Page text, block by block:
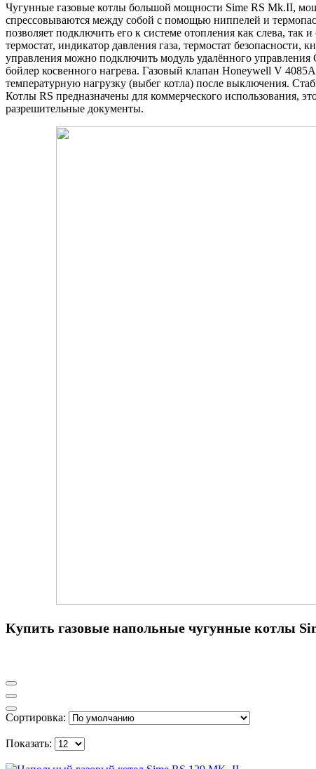
Чугунные газовые котлы большой мощности Sime RS Mk.II,
спрессовываются между собой с помощью ниппелей и
позволяет подключить его к системе отопления как слева,
термостат, индикатор давления газа, термостат
управления можно подключить модуль удалённого
бойлер косвенного нагрева. Газовый клапан Honeywell V
температурную нагрузку (выбег котла) после выключения.
Котлы RS предназначены для коммерческого использования,
разрешительные документы.
Купить газовые напольные чугунные котлы
Сортировка:
Показать: